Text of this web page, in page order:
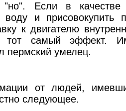
Если в качестве
воду и присовокупить
к двигателю
тот самый эффект.
пермский умелец.
от людей,
следующее.